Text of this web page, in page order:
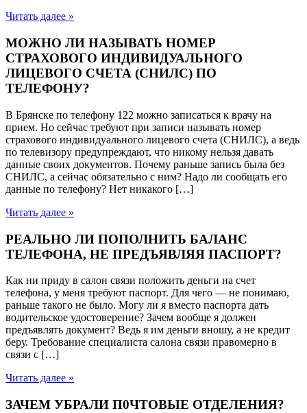
Читать далее »
МОЖНО ЛИ НАЗЫВАТЬ НОМЕР
СТРАХОВОГО ИНДИВИДУАЛЬНОГО
ЛИЦЕВОГО СЧЕТА (СНИЛС) ПО
ТЕЛЕФОНУ?
В Брянске по телефону 122 можно записаться к врачу на
прием. Но сейчас требуют при записи называть номер
страхового индивидуального лицевого счета (СНИЛС), а ведь
по телевизору предупреждают, что никому нельзя давать
данные своих документов. Почему раньше запись была без
СНИЛС, а сейчас обязательно с ним? Надо ли сообщать его
данные по телефону? Нет никакого […]
Читать далее »
РЕАЛЬНО ЛИ ПОПОЛНИТЬ БАЛАНС
ТЕЛЕФОНА, НЕ ПРЕДЪЯВЛЯЯ ПАСПОРТ?
Как ни приду в салон связи положить деньги на счет
телефона, у меня требуют паспорт. Для чего — не понимаю,
раньше такого не было. Могу ли я вместо паспорта дать
водительское удостоверение? Зачем вообще я должен
предъявлять документ? Ведь я им деньги вношу, а не кредит
беру. Требование специалиста салона связи правомерно в
связи с […]
Читать далее »
ЗАЧЕМ УБРАЛИ П0ЧТОВЫЕ ОТДЕЛЕНИЯ?